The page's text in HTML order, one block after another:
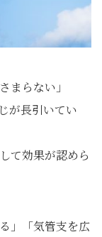
まらない」
が長引いてい
て効果が認めら
」「気管支を広